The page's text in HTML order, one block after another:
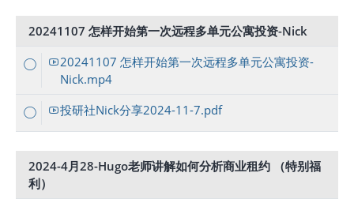
20241107 怎样开始第一次远程多单元公寓投资-Nick
20241107 怎样开始第一次远程多单元公寓投资-
Nick.mp4
投研社Nick分享2024-11-7.pdf
2024-4月28-Hugo老师讲解如何分析商业租约 （特别福
利）